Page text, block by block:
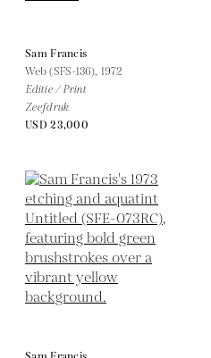
Sam Francis
Web (SFS-136), 1972
Editie / Print
Zeefdruk
USD 23,000